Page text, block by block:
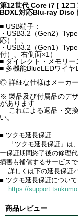
第12世代 Core i7 [ 12
BDXL対応Blu-ray Disc
■ USB端子：
・USB3.2（Gen2）
応））、
・USB3.2（Gen1）
付）、右側面×1）
■ ダイレクト・メモリ
■ 多機能BlueLEDワイヤ
◎ 詳細な仕様はメーカー
※ 製品及び付属品のデ
があります
これによる返品・交換
い。
■ ツクモ延長保証
「ツクモ延長保証」は
ー保証期間終了後の修理
損害も補償するサービスで
詳しくは下の延長保証バ
■ ツクモ延長保証について
https://
商品レビュー